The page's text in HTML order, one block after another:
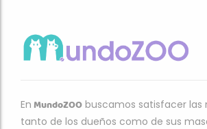
En MundoZOO buscamos satisfacer las
tanto de los dueños como de sus